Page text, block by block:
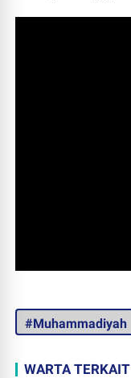
#Muhammadiyah
WARTA TERKAIT